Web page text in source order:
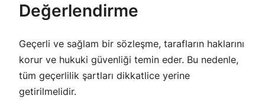
Değerlendirme
Geçerli ve sağlam bir sözleşme, tarafların haklarını
korur ve hukuki güvenliği temin eder. Bu nedenle,
tüm geçerlilik şartları dikkatlice yerine
getirilmelidir.